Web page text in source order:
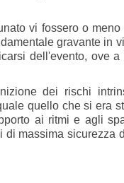
vi fossero o
gravante in
dell'evento, ove a
dei rischi
quello che si era
ai ritmi e agli
massima sicurezza